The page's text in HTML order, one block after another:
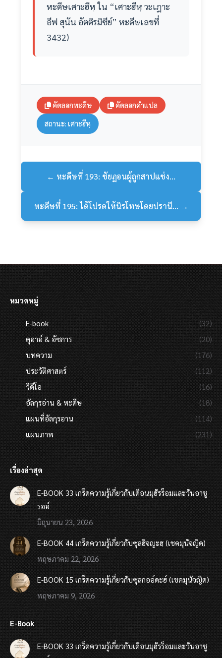
หะดีษเศาะฮีหฺ ใน “เศาะฮีหฺ วะเฎาะ
อีฟ สุนัน อัตติรมิซีย์” หะดีษเลขที่
3432)
คัดลอกหะดีษ คัดลอกคำแปล
สถานะ: เศาะฮีหฺ
← หะดีษที่ 193: ชัยฏอนผู้ถูกสาปแช่ง...
หะดีษที่ 195: ได้โปรดให้นิรโทษโดยปรานี... →
หมวดหมู่
E-book
(32)
ดุอาอ์ & อัซการ
(20)
บทความ
(176)
ประวัติศาสตร์
(112)
วีดีโอ
(16)
อัลกุรอ่าน & หะดีษ
(18)
แผนที่อัลกุรอาน
(114)
แผนภาพ
(231)
เรื่องล่าสุด
E-BOOK 33 เกร็ดความรู้เกี่ยวกับเดือนมุฮัรร็อมและวันอาชู
รออ์
มิถุนายน 23, 2026
E-BOOK 44 เกร็ดความรู้เกี่ยวกับซุลฮิจญะฮฺ (เชคมุนัจญิด)
พฤษภาคม 22, 2026
E-BOOK 15 เกร็ดความรู้เกี่ยวกับซุลกออ์ดะฮ์ (เชคมุนัจญิด)
พฤษภาคม 9, 2026
E-Book
E-BOOK 33 เกร็ดความรู้เกี่ยวกับเดือนมุฮัรร็อมและวันอาชู